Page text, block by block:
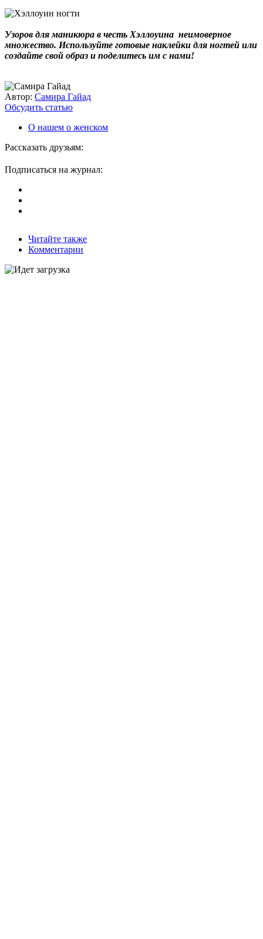
Узоров для маникюра в честь Хэллоуина неимоверное
множество. Используйте готовые наклейки для ногтей или
создайте свой образ и поделитесь им с нами!
Автор: Самира Гайад
Обсудить статью
О нашем о женском
Рассказать друзьям:
Подписаться на журнал:
Читайте также
Комментарии